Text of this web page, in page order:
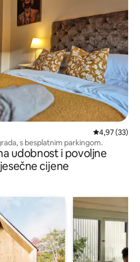
Prosječna
4,97 (33)
s besplatnim parkingom.
udobnost i povoljne
cijene